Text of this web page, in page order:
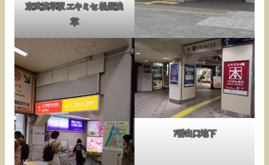
東武浅草駅 エキミセ 松屋浅
草
7番出口地下